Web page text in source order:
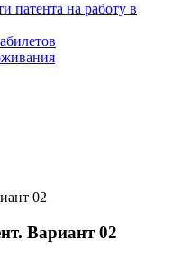
патента на работу в
02
Вариант 02